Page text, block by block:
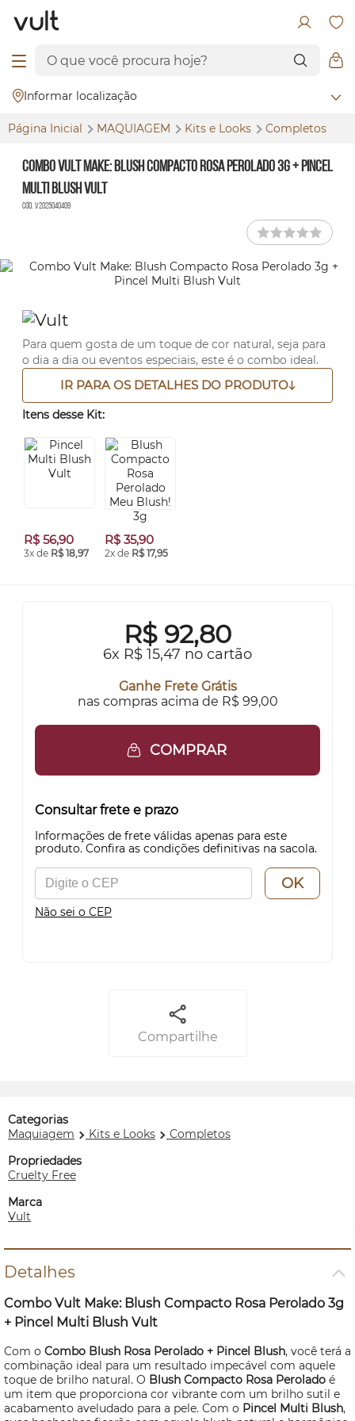
Informar localização
Página Inicial MAQUIAGEM Kits e Looks Completos
Combo Vult Make: Blush Compacto Rosa Perolado 3g + Pincel
Multi Blush Vult
Cód. V2025040409
Para quem gosta de um toque de cor natural, seja para
o dia a dia ou eventos especiais, este é o combo ideal.
IR PARA OS DETALHES DO PRODUTO
Itens desse Kit:
R$ 56,90
3x de R$ 18,97
R$ 35,90
2x de R$ 17,95
R$ 92,80
6x R$ 15,47 no cartão
Ganhe Frete Grátis
nas compras acima de R$ 99,00
COMPRAR
Consultar frete e prazo
Informações de frete válidas apenas para este
produto. Confira as condições definitivas na sacola.
OK
Não sei o CEP
Compartilhe
Categorias
Maquiagem
Kits e Looks
Completos
Propriedades
Cruelty Free
Marca
Vult
Detalhes
Combo Vult Make: Blush Compacto Rosa Perolado 3g
+ Pincel Multi Blush Vult
Com o Combo Blush Rosa Perolado + Pincel Blush, você terá a
combinação ideal para um resultado impecável com aquele
toque de brilho natural. O Blush Compacto Rosa Perolado é
um item que proporciona cor vibrante com um brilho sutil e
acabamento aveludado para a pele. Com o Pincel Multi Blush,